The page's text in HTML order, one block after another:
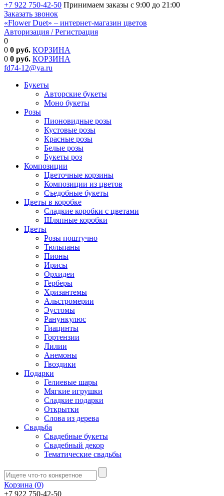
+7 922 750-42-50 Принимаем заказы с 9:00 до 21:00
Заказать звонок
«Flower Duet» – интернет-магазин цветов
Авторизация / Регистрация
0
0 0 руб. КОРЗИНА
0 0 руб. КОРЗИНА
fd74-12@ya.ru
Букеты
Авторские букеты
Моно букеты
Розы
Пионовидные розы
Кустовые розы
Красные розы
Белые розы
Букеты роз
Композиции
Цветочные корзины
Композиции из цветов
Съедобные букеты
Цветы в коробке
Сладкие коробки с цветами
Шляпные коробки
Цветы
Розы поштучно
Тюльпаны
Пионы
Ирисы
Орхидеи
Герберы
Хризантемы
Альстромерии
Эустомы
Ранункулюс
Гиацинты
Гортензии
Лилии
Анемоны
Гвоздики
Подарки
Гелиевые шары
Мягкие игрушки
Сладкие подарки
Открытки
Слова из дерева
Свадьба
Свадебные букеты
Свадебный декор
Тематические свадьбы
Корзина (0)
+7 922 750-42-50